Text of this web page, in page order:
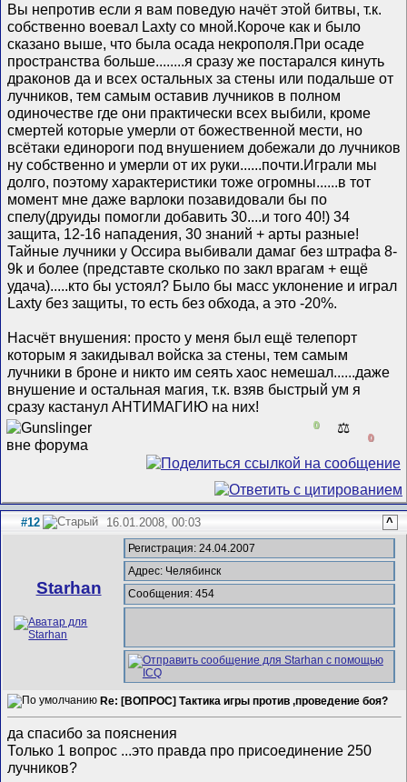
Вы непротив если я вам поведую начёт этой битвы, т.к.
собственно воевал Laxty со мной.Короче как и было
сказано выше, что была осада некрополя.При осаде
пространства больше........я сразу же постарался кинуть
драконов да и всех остальных за стены или подальше от
лучников, тем самым оставив лучников в полном
одиночестве где они практически всех выбили, кроме
смертей которые умерли от божественной мести, но
всётаки единороги под внушением добежали до лучников
ну собственно и умерли от их руки......почти.Играли мы
долго, поэтому характеристики тоже огромны......в тот
момент мне даже варлоки позавидовали бы по
спелу(друиды помогли добавить 30....и того 40!) 34
защита, 12-16 нападения, 30 знаний + арты разные!
Тайные лучники у Оссира выбивали дамаг без штрафа 8-
9k и более (представте сколько по закл врагам + ещё
удача).....кто бы устоял? Было бы масс уклонение и играл
Laxty без защиты, то есть без обхода, а это -20%.
Насчёт внушения: просто у меня был ещё телепорт
которым я закидывал войска за стены, тем самым
лучники в броне и никто им сеять хаос немешал......даже
внушение и остальная магия, т.к. взяв быстрый ум я
сразу кастанул АНТИМАГИЮ на них!
0 ⚖️
0
#12 16.01.2008, 00:03 ^
Starhan
Регистрация: 24.04.2007
Адрес: Челябинск
Сообщения: 454
Re: [ВОПРОС] Тактика игры против ,проведение боя?
да спасибо за пояснения
Только 1 вопрос ...это правда про присоединение 250
лучников?